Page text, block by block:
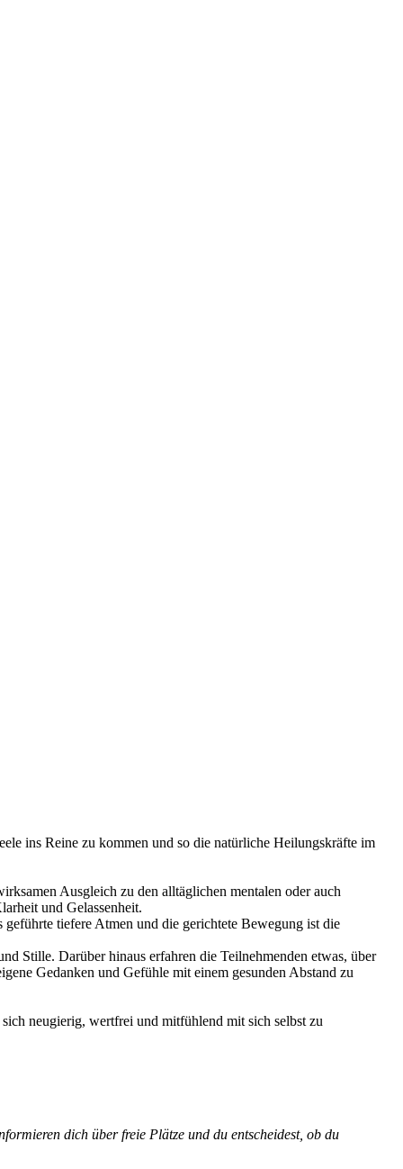
ins Reine zu kommen und so die natürliche Heilungskräfte im
Ausgleich zu den alltäglichen mentalen oder auch
und Gelassenheit.
tiefere Atmen und die gerichtete Bewegung ist die
Stille. Darüber hinaus erfahren die Teilnehmenden etwas, über
Gedanken und Gefühle mit einem gesunden Abstand zu
neugierig, wertfrei und mitfühlend mit sich selbst zu
dich über freie Plätze und du entscheidest, ob du